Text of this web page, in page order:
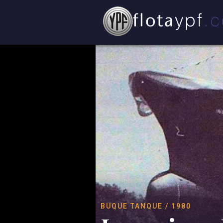
BUQUE TANQUE / 1980